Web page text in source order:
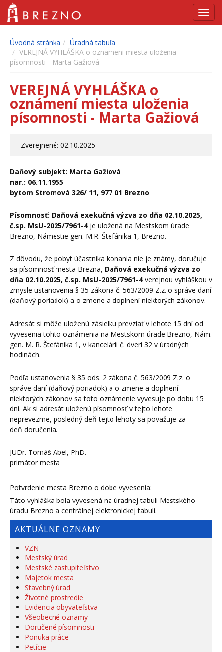
Úvodná stránka
Úradná tabuľa
VEREJNÁ VYHLÁŠKA o oznámení miesta uloženia
písomnosti - Marta Gažiová
VEREJNÁ VYHLÁŠKA o
oznámení miesta uloženia
písomnosti - Marta Gažiová
Zverejnené: 02.10.2025
Daňový subjekt: Marta Gažiová
nar.: 06.11.1955
bytom Stromová 326/ 11, 977 01 Brezno
Písomnosť: Daňová exekučná výzva zo dňa 02.10.2025,
č.sp. MsU-2025/7961-4je uložená na Mestskom úrade
Brezno, Námestie gen. M.R. Štefánika 1, Brezno.
Z dôvodu, že pobyt účastníka konania nie je známy, doručuje
sa písomnosť mesta Brezna, Daňová exekučná výzva zo
dňa 02.10.2025, č.sp. MsU-2025/7961-4verejnou vyhláškou v
zmysle ustanovenia § 35 zákona č. 563/2009 Z.z. o správe daní
(daňový poriadok) a o zmene a doplnení niektorých zákonov.
Adresát si môže uloženú zásielku prevziať v lehote 15 dní od
vyvesenia tohto oznámenia na Mestskom úrade Brezno, Nám.
gen. M. R. Štefánika 1, v kancelárii č. dverí 32 v úradných
hodinách.
Podľa ustanovenia § 35 ods. 2 zákona č. 563/2009 Z.z. o
správe daní (daňový poriadok) a o zmene a doplnení
niektorých zákonov sa toto oznámenie vyvesuje po dobu 15
dní. Ak si adresát uloženú písomnosť v tejto lehote
neprevezme, posledný deň tejto lehoty sa považuje za
deň doručenia.
JUDr. Tomáš Abel, PhD.
primátor mesta
Potvrdenie mesta Brezno o dobe vyvesenia:
Táto vyhláška bola vyvesená na úradnej tabuli Mestského
úradu Brezno a centrálnej elektronickej tabuli.
AKTUÁLNE OZNAMY
VZN
Mestský úrad
Mestské zastupiteľstvo
Majetok mesta
Stavebný úrad
Životné prostredie
Evidencia obyvateľstva
Všeobecné oznamy
Doručené písomnosti
Ponuka práce
Petície